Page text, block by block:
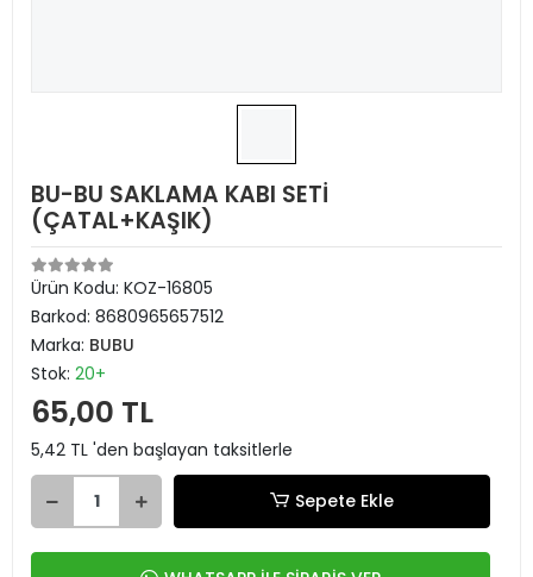
BU-BU SAKLAMA KABI SETİ
(ÇATAL+KAŞIK)
Ürün Kodu: KOZ-16805
Barkod: 8680965657512
Marka: BUBU
Stok: 20+
65,00 TL
5,42 TL 'den başlayan taksitlerle
Sepete Ekle